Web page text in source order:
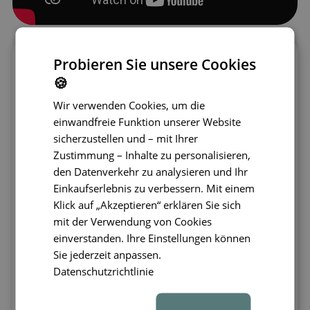
Viele Bausteine für unbegrenzte
Kreativität
Das JollyHeap Creative Set enthält 100
weiche Magnetwürfel mit einer Größe von
12 × 12 cm. Jeder Würfel wiegt 150 g und
ist dadurch auch für kleinere Kinder leicht
zu handhaben.Der hochwertige
Schaumstoff im Inneren sorgt für
Formstabilität nach dem
Zusammendrücken. Die Oberfläche ist aus
weichem, aber strapazierfähigem Stoff
gefertigt, mit stabilen Nähten, die den
Zugang zu den Magneten verhindern. Das
Set erfüllt alle Sicherheitsnormen EN 71-1,
Probieren Sie unsere Cookies
🍪
Wir verwenden Cookies, um die
einwandfreie Funktion unserer Website
sicherzustellen und – mit Ihrer
Zustimmung – Inhalte zu personalisieren,
den Datenverkehr zu analysieren und Ihr
Einkaufserlebnis zu verbessern. Mit einem
Klick auf „Akzeptieren“ erklären Sie sich
mit der Verwendung von Cookies
einverstanden. Ihre Einstellungen können
Sie jederzeit anpassen.
Datenschutzrichtlinie